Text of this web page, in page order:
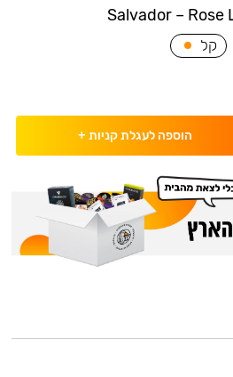
Salvador – Rose
קל
הוספה לעגלת קניות +